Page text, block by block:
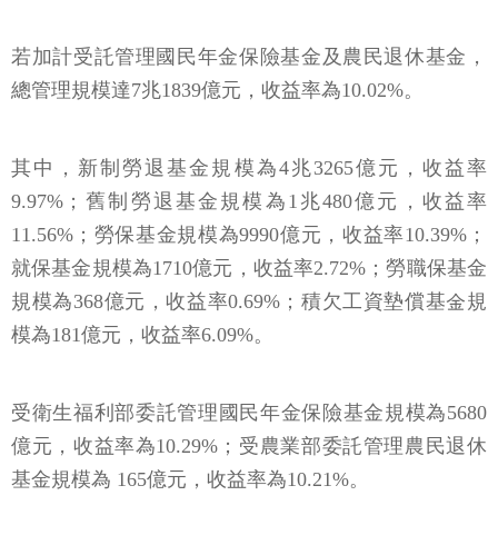
若加計受託管理國民年金保險基金及農民退休基金，
總管理規模達7兆1839億元，收益率為10.02%。
其中，新制勞退基金規模為4兆3265億元，收益率
9.97%；舊制勞退基金規模為1兆480億元，收益率
11.56%；勞保基金規模為9990億元，收益率10.39%；
就保基金規模為1710億元，收益率2.72%；勞職保基金
規模為368億元，收益率0.69%；積欠工資墊償基金規
模為181億元，收益率6.09%。
受衛生福利部委託管理國民年金保險基金規模為5680
億元，收益率為10.29%；受農業部委託管理農民退休
基金規模為 165億元，收益率為10.21%。